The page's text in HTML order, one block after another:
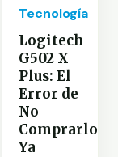
Tecnología
Logitech
G502 X
Plus: El
Error de
No
Comprarlo
Ya